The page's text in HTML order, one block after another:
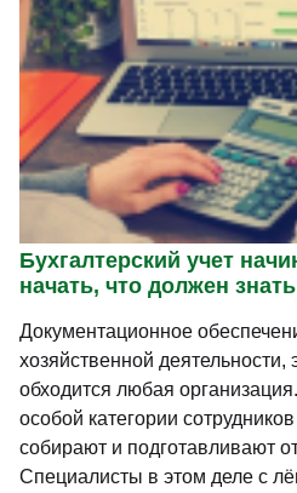
Бухгалтерский учет
начать, что должен
Документационное
хозяйственной деятельности,
обходится любая
особой категории
собирают и подготавливают
Специалисты в этом деле с